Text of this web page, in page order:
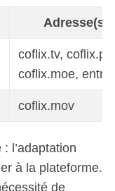
Adresse(s)
coflix.tv,
coflix.moe, entre
coflix.mov
l’adaptation
à la plateforme.
de